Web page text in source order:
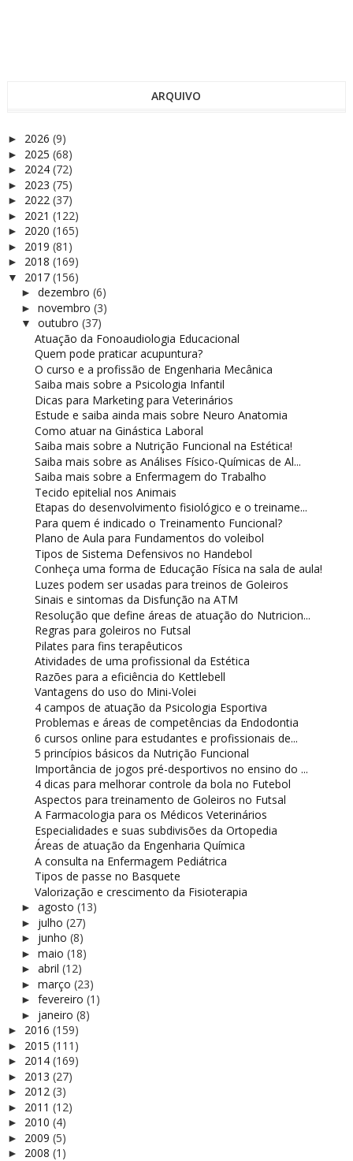
ARQUIVO
► 2026 (9)
► 2025 (68)
► 2024 (72)
► 2023 (75)
► 2022 (37)
► 2021 (122)
► 2020 (165)
► 2019 (81)
► 2018 (169)
▼ 2017 (156)
► dezembro (6)
► novembro (3)
▼ outubro (37)
Atuação da Fonoaudiologia Educacional
Quem pode praticar acupuntura?
O curso e a profissão de Engenharia Mecânica
Saiba mais sobre a Psicologia Infantil
Dicas para Marketing para Veterinários
Estude e saiba ainda mais sobre Neuro Anatomia
Como atuar na Ginástica Laboral
Saiba mais sobre a Nutrição Funcional na Estética!
Saiba mais sobre as Análises Físico-Químicas de Al...
Saiba mais sobre a Enfermagem do Trabalho
Tecido epitelial nos Animais
Etapas do desenvolvimento fisiológico e o treiname...
Para quem é indicado o Treinamento Funcional?
Plano de Aula para Fundamentos do voleibol
Tipos de Sistema Defensivos no Handebol
Conheça uma forma de Educação Física na sala de aula!
Luzes podem ser usadas para treinos de Goleiros
Sinais e sintomas da Disfunção na ATM
Resolução que define áreas de atuação do Nutricion...
Regras para goleiros no Futsal
Pilates para fins terapêuticos
Atividades de uma profissional da Estética
Razões para a eficiência do Kettlebell
Vantagens do uso do Mini-Volei
4 campos de atuação da Psicologia Esportiva
Problemas e áreas de competências da Endodontia
6 cursos online para estudantes e profissionais de...
5 princípios básicos da Nutrição Funcional
Importância de jogos pré-desportivos no ensino do ...
4 dicas para melhorar controle da bola no Futebol
Aspectos para treinamento de Goleiros no Futsal
A Farmacologia para os Médicos Veterinários
Especialidades e suas subdivisões da Ortopedia
Áreas de atuação da Engenharia Química
A consulta na Enfermagem Pediátrica
Tipos de passe no Basquete
Valorização e crescimento da Fisioterapia
► agosto (13)
► julho (27)
► junho (8)
► maio (18)
► abril (12)
► março (23)
► fevereiro (1)
► janeiro (8)
► 2016 (159)
► 2015 (111)
► 2014 (169)
► 2013 (27)
► 2012 (3)
► 2011 (12)
► 2010 (4)
► 2009 (5)
► 2008 (1)